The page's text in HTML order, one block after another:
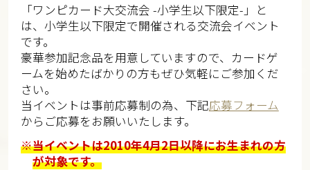
「ワンピカード大交流会 -小学生以下限定-」と
は、小学生以下限定で開催される交流会イベント
です。
豪華参加記念品を用意していますので、カードゲ
ームを始めたばかりの方もぜひ気軽にご参加くだ
さい。
当イベントは事前応募制の為、下記応募フォーム
からご応募をお願いいたします。
※当イベントは2010年4月2日以降にお生まれの方
が対象です。